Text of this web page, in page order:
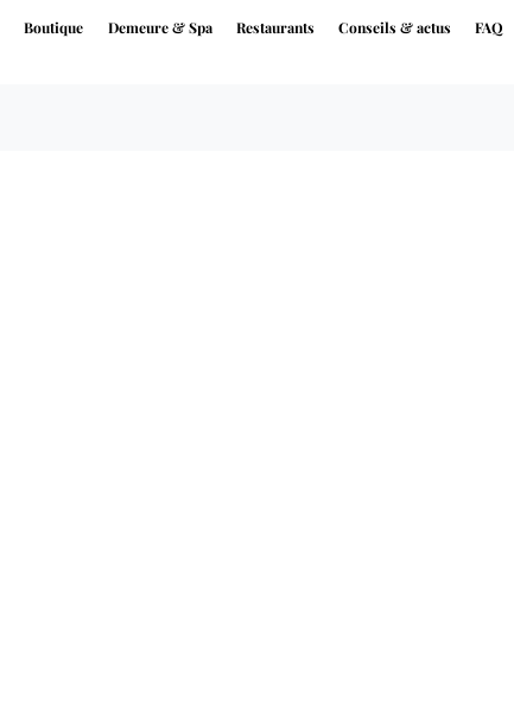
Boutique Demeure & Spa Restaurants Conseils & actus FAQ